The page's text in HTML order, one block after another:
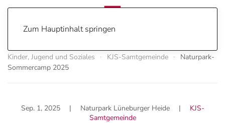
Zum Hauptinhalt springen
Kinder, Jugend und Soziales
KJS-Samtgemeinde
Naturpark-
Sommercamp 2025
Sep. 1, 2025| Naturpark Lüneburger Heide | KJS-
Samtgemeinde